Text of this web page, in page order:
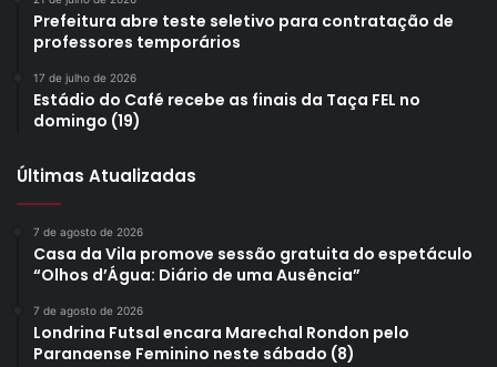
Ana faz parte da Seleção Londrinense há três anos
consecutivos e também valorizou a importância do
programa do Feipe, ao ajudar com os custos com
equipamentos de treino. “A Prefeitura de Londrina e da
Fundação de Esportes vem nos ajudando cada vez
saber que tem mais pessoas torcendo por mim, tenho
cada vez mais vontade de ganhar e de seguir a minha
carreira no Taekwondo”, agradeceu.
O Moringão ainda irá receber este ano mais um
Prefeitura abre teste seletivo para contratação de
professores temporários
17 de julho de 2026
Estádio do Café recebe as finais da Taça FEL no
domingo (19)
Últimas Atualizadas
7 de agosto de 2026
Casa da Vila promove sessão gratuita do espetáculo
“Olhos d’Água: Diário de uma Ausência”
7 de agosto de 2026
Londrina Futsal encara Marechal Rondon pelo
Paranaense Feminino neste sábado (8)